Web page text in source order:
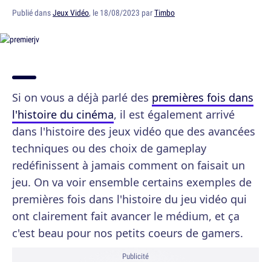
Publié dansJeux Vidéo, le 18/08/2023 parTimbo
Si on vous a déjà parlé des premières fois dans
l'histoire du cinéma, il est également arrivé
dans l'histoire des jeux vidéo que des avancées
techniques ou des choix de gameplay
redéfinissent à jamais comment on faisait un
jeu. On va voir ensemble certains exemples de
premières fois dans l'histoire du jeu vidéo qui
ont clairement fait avancer le médium, et ça
c'est beau pour nos petits coeurs de gamers.
Publicité